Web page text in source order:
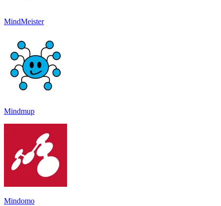
MindMeister
Mindmup
Mindomo